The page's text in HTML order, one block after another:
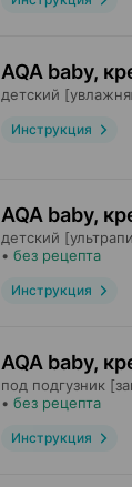
AQA baby,
детский
Инструкция
AQA baby,
детский
• без рецепта
Инструкция
AQA baby,
под подгузник
• без рецепта
Инструкция